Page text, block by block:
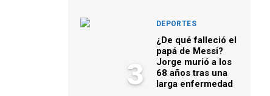
3
DEPORTES
¿De qué falleció el
papá de Messi?
Jorge murió a los
68 años tras una
larga enfermedad